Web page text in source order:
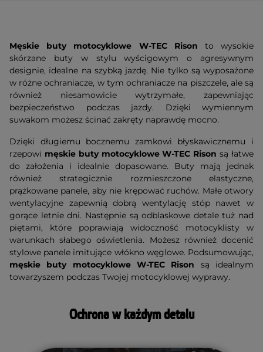
Męskie buty motocyklowe W-TEC Rison to wysokie
skórzane buty w stylu wyścigowym o agresywnym
designie, idealne na szybką jazdę. Nie tylko są wyposażone
w różne ochraniacze, w tym ochraniacze na piszczele, ale są
również niesamowicie wytrzymałe, zapewniając
bezpieczeństwo podczas jazdy. Dzięki wymiennym
suwakom możesz ścinać zakręty naprawdę mocno.
Dzięki długiemu bocznemu zamkowi błyskawicznemu i
rzepowi męskie buty motocyklowe W-TEC Rison są łatwe
do założenia i idealnie dopasowane. Buty mają jednak
również strategicznie rozmieszczone elastyczne,
prążkowane panele, aby nie krępować ruchów. Małe otwory
wentylacyjne zapewnią dobrą wentylację stóp nawet w
gorące letnie dni. Następnie są odblaskowe detale tuż nad
piętami, które poprawiają widoczność motocyklisty w
warunkach słabego oświetlenia. Możesz również docenić
stylowe panele imitujące włókno węglowe. Podsumowując,
męskie buty motocyklowe W-TEC Rison są idealnym
towarzyszem podczas Twojej motocyklowej wyprawy.
Ochrona w każdym detalu